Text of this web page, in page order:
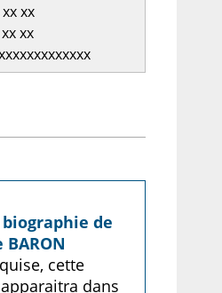
xx
xx
de
cette
dans